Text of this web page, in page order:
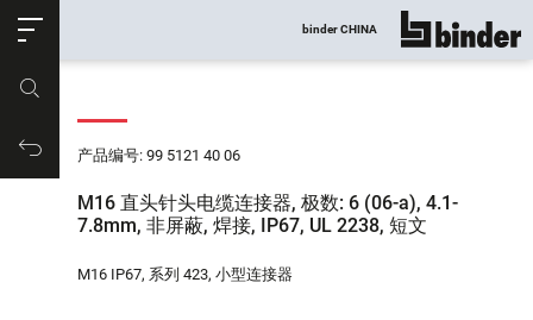
购物车
binder CHINA 显示所有
产品编号: 99 5121 40 06
M16 直头针头电缆连接器, 极数: 6 (06-a), 4.1-
7.8mm, 非屏蔽, 焊接, IP67, UL 2238, 短文
M16 IP67, 系列 423, 小型连接器